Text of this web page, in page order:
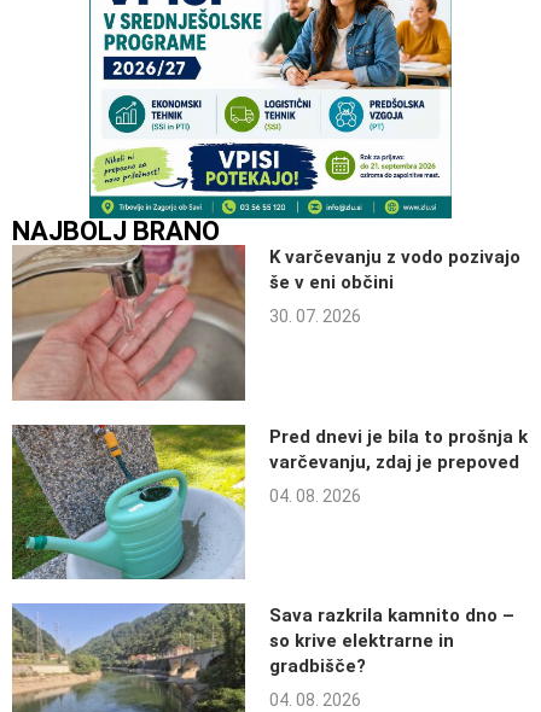
NAJBOLJ BRANO
K varčevanju z vodo pozivajo
še v eni občini
30. 07. 2026
Pred dnevi je bila to prošnja k
varčevanju, zdaj je prepoved
04. 08. 2026
Sava razkrila kamnito dno –
so krive elektrarne in
gradbišče?
04. 08. 2026